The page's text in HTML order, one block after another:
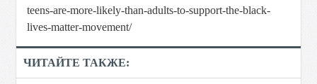
teens-are-more-likely-than-adults-to-support-the-black-
lives-matter-movement/
ЧИТАЙТЕ ТАКЖЕ: